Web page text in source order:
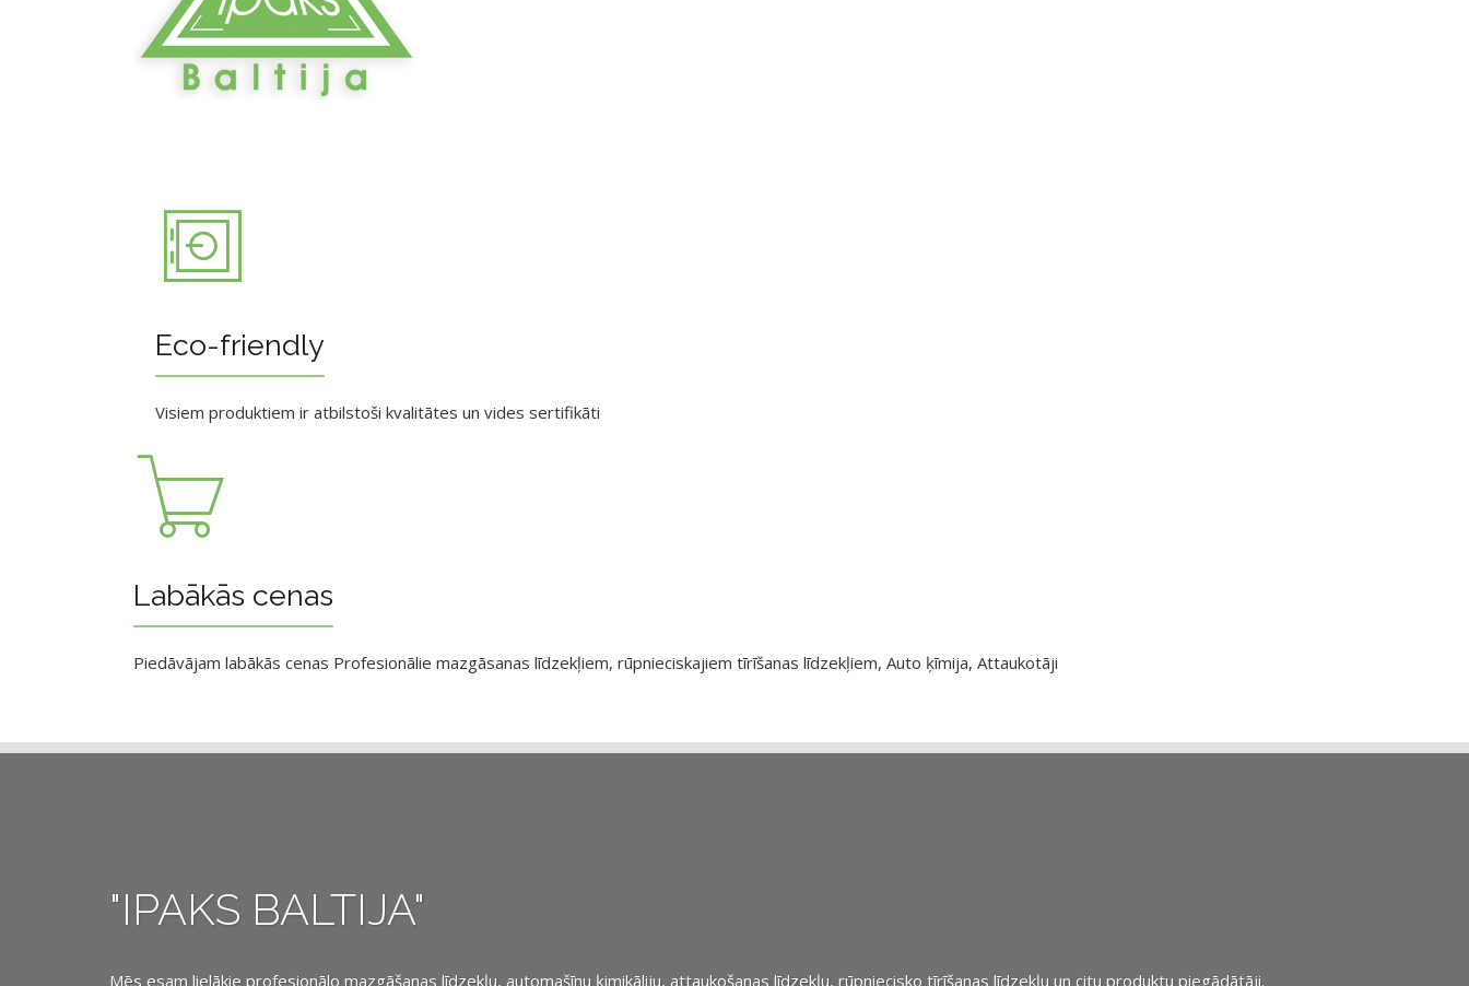
Eco-friendly
Visiem produktiem ir atbilstoši kvalitātes un vides sertifikāti
Labākās cenas
Piedāvājam labākās cenas Profesionālie mazgāsanas līdzekļiem, rūpnieciskajiem tīrīšanas līdzekļiem, Auto ķīmija, Attaukotāji
"IPAKS BALTIJA"
Mēs esam lielākie profesionālo mazgāšanas līdzekļu, automašīnu ķimikāliju, attaukošanas līdzekļu, rūpniecisko tīrīšanas līdzekļu un citu produktu piegādātāji.